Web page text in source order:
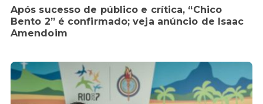
Após sucesso de público e crítica, “Chico
Bento 2” é confirmado; veja anúncio de Isaac
Amendoim